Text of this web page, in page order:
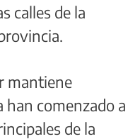
calles de la
mantiene
comenzado a
de la